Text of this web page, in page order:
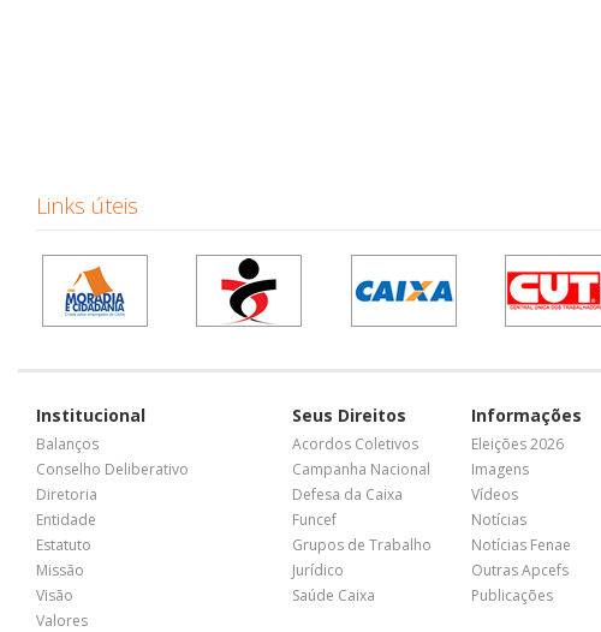
Links úteis
Institucional
Balanços
Conselho Deliberativo
Diretoria
Entidade
Estatuto
Missão
Visão
Valores
Seus Direitos
Acordos Coletivos
Campanha Nacional
Defesa da Caixa
Funcef
Grupos de Trabalho
Jurídico
Saúde Caixa
Informações
Eleições 2026
Imagens
Vídeos
Notícias
Notícias Fenae
Outras Apcefs
Publicações